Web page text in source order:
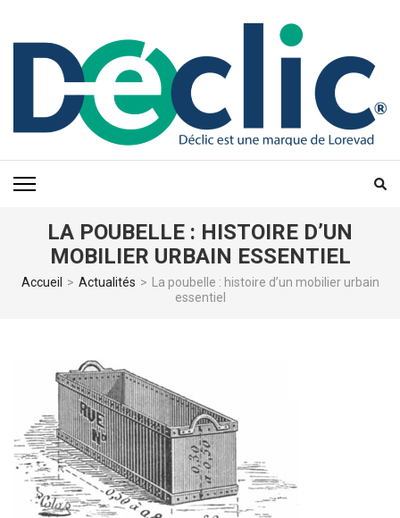
LA POUBELLE : HISTOIRE D’UN
MOBILIER URBAIN ESSENTIEL
Accueil > Actualités >
La poubelle : histoire d’un mobilier urbain
essentiel